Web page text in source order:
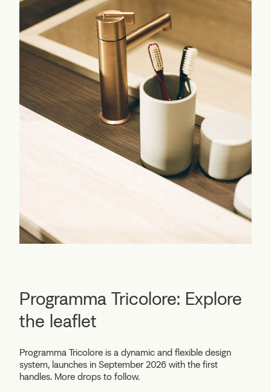
Programma Tricolore: Explore
the leaflet
Programma Tricolore is a dynamic and flexible design
system, launches in September 2026 with the first
handles. More drops to follow.